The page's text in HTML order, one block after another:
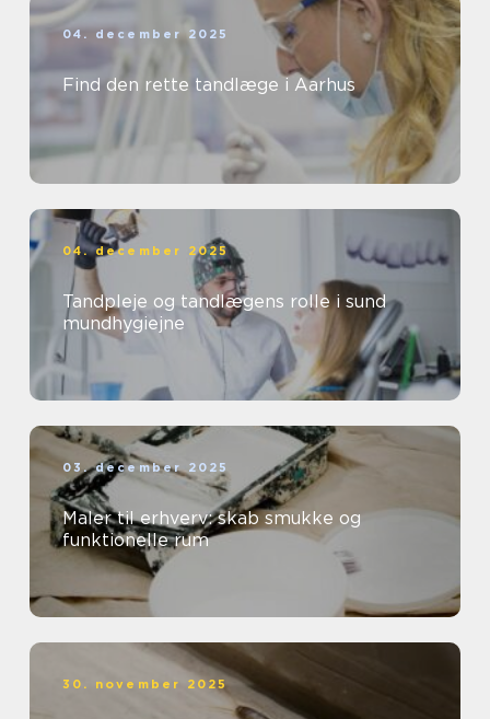
04. december 2025
Find den rette tandlæge i Aarhus
04. december 2025
Tandpleje og tandlægens rolle i sund
mundhygiejne
03. december 2025
Maler til erhverv: skab smukke og
funktionelle rum
30. november 2025